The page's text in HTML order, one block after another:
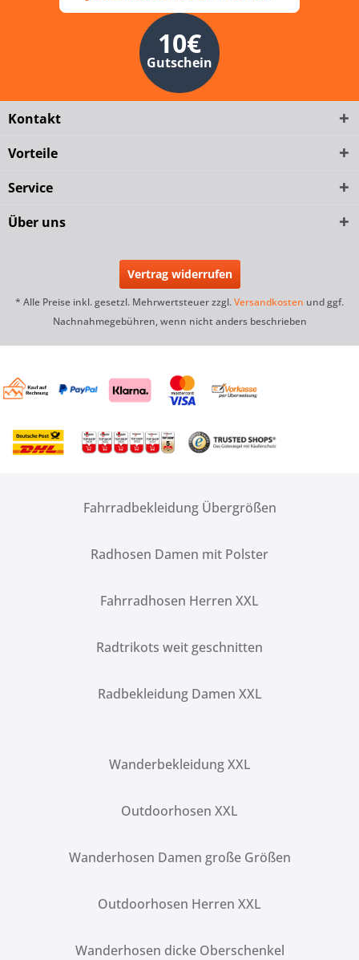
10€
Gutschein
Kontakt
Vorteile
Service
Über uns
Vertrag widerrufen
* Alle Preise inkl. gesetzl. Mehrwertsteuer zzgl.Versandkosten und ggf.
Nachnahmegebühren, wenn nicht anders beschrieben
Fahrradbekleidung Übergrößen
Radhosen Damen mit Polster
Fahrradhosen Herren XXL
Radtrikots weit geschnitten
Radbekleidung Damen XXL
Wanderbekleidung XXL
Outdoorhosen XXL
Wanderhosen Damen große Größen
Outdoorhosen Herren XXL
Wanderhosen dicke Oberschenkel